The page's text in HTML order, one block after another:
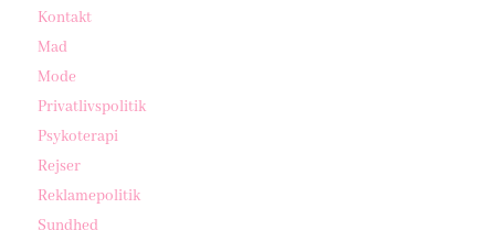
Kontakt
Mad
Mode
Privatlivspolitik
Psykoterapi
Rejser
Reklamepolitik
Sundhed